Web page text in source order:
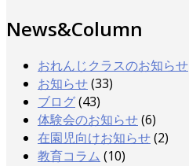
News&Column
おれんじクラスのお知らせ
お知らせ(33)
ブログ(43)
体験会のお知らせ(6)
在園児向けお知らせ(2)
教育コラム (10)